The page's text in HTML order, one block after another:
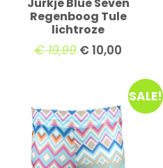
Regenboog Tule
lichtroze
€19,99 €10,00
SALE!